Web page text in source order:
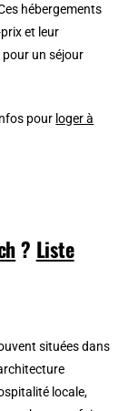
hébergements
et leur
un séjour
pour loger à
? Liste
situées dans
locale,